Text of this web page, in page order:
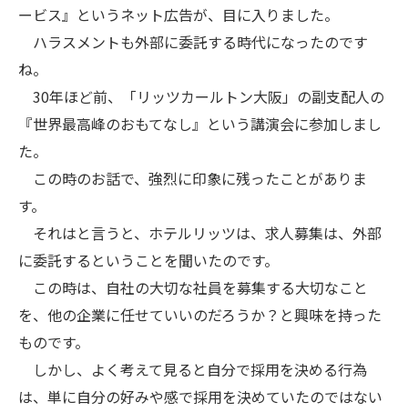
ービス』というネット広告が、目に入りました。
ハラスメントも外部に委託する時代になったのです
ね。
30年ほど前、「リッツカールトン大阪」の副支配人の
『世界最高峰のおもてなし』という講演会に参加しまし
た。
この時のお話で、強烈に印象に残ったことがありま
す。
それはと言うと、ホテルリッツは、求人募集は、外部
に委託するということを聞いたのです。
この時は、自社の大切な社員を募集する大切なこと
を、他の企業に任せていいのだろうか？と興味を持った
ものです。
しかし、よく考えて見ると自分で採用を決める行為
は、単に自分の好みや感で採用を決めていたのではない